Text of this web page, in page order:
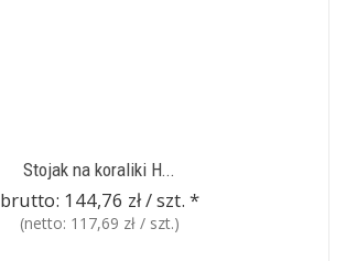
Stojak na koraliki H...
brutto: 144,76 zł / szt. *
(netto: 117,69 zł / szt.)